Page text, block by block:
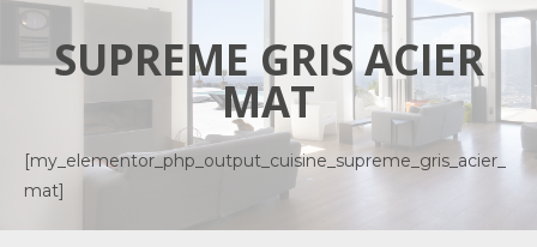
SUPREME GRIS ACIER
MAT
[my_elementor_php_output_cuisine_supreme_gris_acier_
mat]